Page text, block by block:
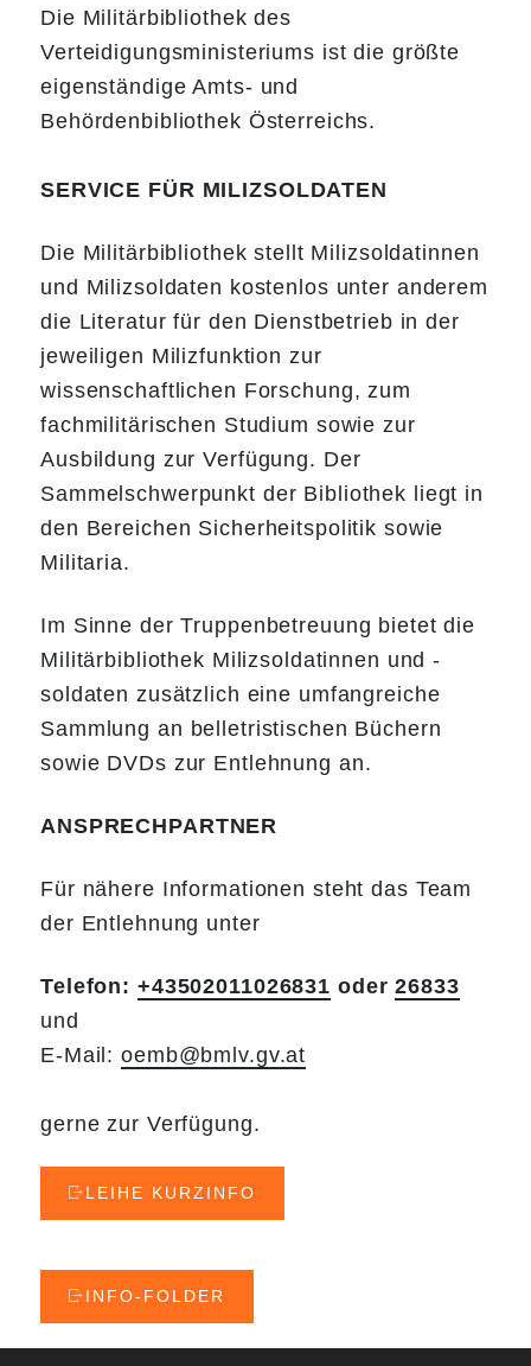
Die Militärbibliothek des
Verteidigungsministeriums ist die größte
eigenständige Amts- und
Behördenbibliothek Österreichs.
SERVICE FÜR MILIZSOLDATEN
Die Militärbibliothek stellt Milizsoldatinnen
und Milizsoldaten kostenlos unter anderem
die Literatur für den Dienstbetrieb in der
jeweiligen Milizfunktion zur
wissenschaftlichen Forschung, zum
fachmilitärischen Studium sowie zur
Ausbildung zur Verfügung. Der
Sammelschwerpunkt der Bibliothek liegt in
den Bereichen Sicherheitspolitik sowie
Militaria.
Im Sinne der Truppenbetreuung bietet die
Militärbibliothek Milizsoldatinnen und -
soldaten zusätzlich eine umfangreiche
Sammlung an belletristischen Büchern
sowie DVDs zur Entlehnung an.
ANSPRECHPARTNER
Für nähere Informationen steht das Team
der Entlehnung unter
Telefon: +43502011026831 oder26833
und
E-Mail: ​​​​​​​ oemb@bmlv.gv.at
gerne zur Verfügung.
LEIHE KURZINFO
INFO-FOLDER